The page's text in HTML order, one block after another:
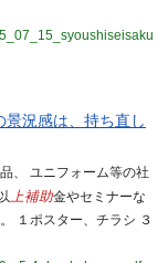
況感は、持ち直し
、 ユニフォーム等の社
上補助金やセミナーな
１ポスター、チラシ ３